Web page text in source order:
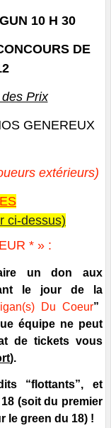
10 H 30
DE
Prix
GENEREUX
extérieurs)
ci-dessus)
* » :
un don aux
le jour de la
Du Coeur”
équipe ne peut
de tickets vous
).
“flottants”, et
(soit du premier
le green du 18) !